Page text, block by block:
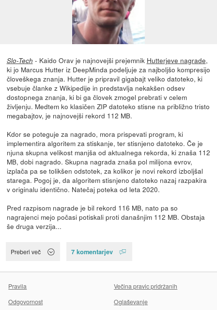
Slo-Tech - Kaido Orav je najnovejši prejemnik Hutterjeve nagrade,
ki jo Marcus Hutter iz DeepMinda podeljuje za najboljšo kompresijo
človeškega znanja. Hutter je pripravil gigabajt veliko datoteko, ki
vsebuje članke z Wikipedije in predstavlja nekakšen odsev
dostopnega znanja, ki bi ga človek zmogel prebrati v celem
življenju. Medtem ko klasičen ZIP datoteko stisne na približno tristo
megabajtov, je najnovejši rekord 112 MB.
Kdor se poteguje za nagrado, mora prispevati program, ki
implementira algoritem za stiskanje, ter stisnjeno datoteko. Če je
njuna skupna velikost manjša od aktualnega rekorda, ki znaša 112
MB, dobi nagrado. Skupna nagrada znaša pol milijona evrov,
izplača pa se tolikšen odstotek, za kolikor je novi rekord izboljšal
starega. Pogoj je, da algoritem stisnjeno datoteko nazaj razpakira
v originalu identično. Natečaj poteka od leta 2020.
Pred razpisom nagrade je bil rekord 116 MB, nato pa so
nagrajenci mejo počasi potiskali proti današnjim 112 MB. Obstaja
še druga verzija...
Preberi več 7 komentarjev
Pravila
Večina pravic pridržanih
Odgovornost
Oglaševanje